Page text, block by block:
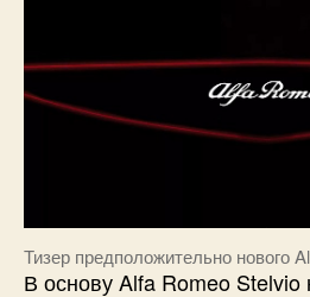
Тизер предположительно нового
В основу Alfa Romeo Stelvio